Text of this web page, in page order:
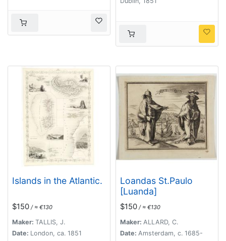
Islands in the Atlantic.
$150 / ≈ €130
Maker: TALLIS, J.
Date: London, ca. 1851
Loandas St.Paulo
[Luanda]
$150 / ≈ €130
Maker: ALLARD, C.
Date: Amsterdam, c. 1685-